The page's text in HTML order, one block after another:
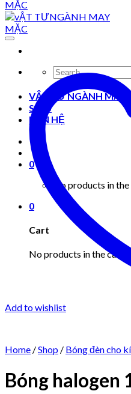
Search
for:
VẬT TƯ NGÀNH MAY
Shop
LIÊN HỆ
0
No products in the
0
Cart
No products in the cart.
Add to wishlist
Home /Shop / Bóng đèn cho
Bóng halogen